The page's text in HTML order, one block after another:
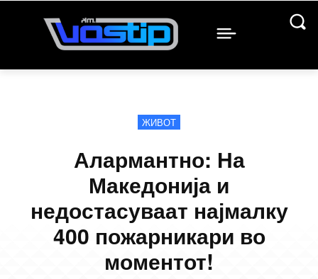
ЖИВОТ
Алармантно: На
Македонија и
недостасуваат најмалку
400 пожарникари во
моментот!